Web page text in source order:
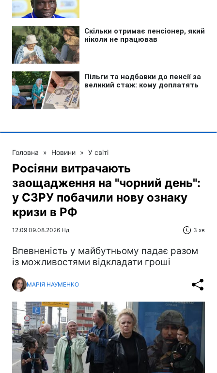
Головна » Новини » У світі
Росіяни витрачають
заощадження на "чорний день":
у СЗРУ побачили нову ознаку
кризи в РФ
12:09 09.08.2026 Нд 3 хв
Впевненість у майбутньому падає разом
із можливостями відкладати гроші
МАРІЯ НАУМЕНКО